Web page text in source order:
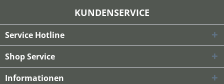
KUNDENSERVICE
Service Hotline
Shop Service
Informationen